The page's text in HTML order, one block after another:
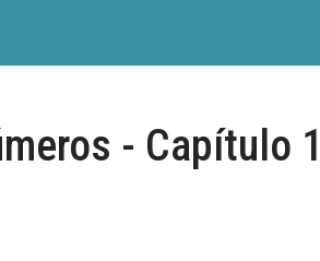
- Capítulo